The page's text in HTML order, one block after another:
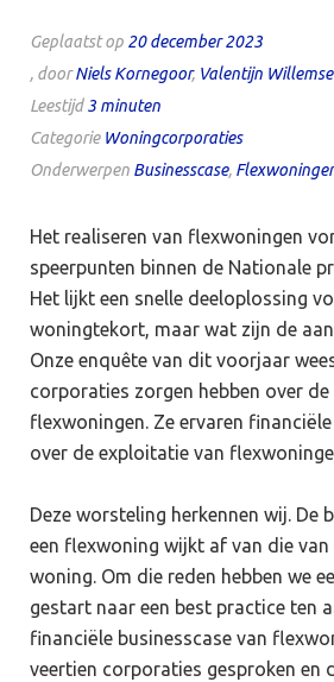
Geplaatst op 20 december 2023
, doorNiels Kornegoor, Valentijn Willemse
Leestijd3 minuten
Categorie Woningcorporaties
Onderwerpen Businesscase,
Het realiseren van flexwoningen
speerpunten binnen de Nationale
Het lijkt een snelle deeloplossing
woningtekort, maar wat zijn de
Onze enquête van dit voorjaar
corporaties zorgen hebben over
flexwoningen. Ze ervaren
over de exploitatie van
Deze worsteling herkennen wij. De
een flexwoning wijkt af van die van
woning. Om die reden hebben we
gestart naar een best practice ten
financiële businesscase van
veertien corporaties gesproken en